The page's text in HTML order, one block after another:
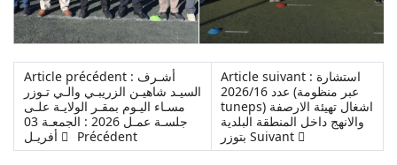
Article précédent : أشـرف
السيـد شاهيـن الزريبـي والـي تـوزر
مسـاء اليـوم بمقـر الولايـة علـى
جلسـة عمـل 2026 : الجمعـة 03
Précédent
Article suivant : استشارة
عدد 2026/16 (عبر منظومة
tuneps) اشغال تهيئة الارصفة
والانهج داخل المنطقة البلدية
بتوزرSuivant